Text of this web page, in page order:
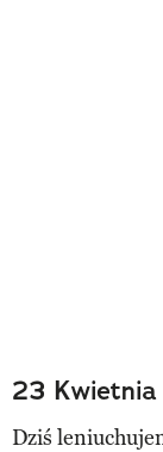
23 Kwietnia
Dziś